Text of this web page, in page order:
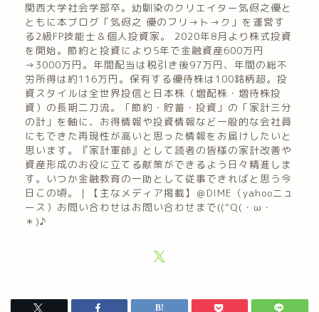
関西大学社会学部卒。幼馴染のクリエイター気侭之優と
ともに本ブログ「気侭之 優のフリ→ト→ク」を運営す
る2級FP技能士＆個人投資家。 2020年8月より株式投資
を開始。節約と投資により5年で金融資産600万円
→3000万円。年間配当は税引き後97万円、年間の総不
労所得は約116万円。保有する優待株は100銘柄超。投
資スタイルは全世界投信と日本株（増配株・増待株投
資）の長期二刀流。「節約・貯蓄・投資」の「家計三分
の計」を軸に、お得情報や投資情報など一般的な会社員
にもできた再現性が高いと思った情報をお届けしたいと
思います。『家計軍師』として読者の皆様の家計改善や
資産形成のお役に立てる献策ができるよう日々精進しま
す。いつか金融教育の一助として従事できればと思う今
日この頃。｜【主なメディア掲載】＠DIME（yahooニュ
ース）お問い合わせはお問い合わせまで((“Q(・ω・
＊)♪